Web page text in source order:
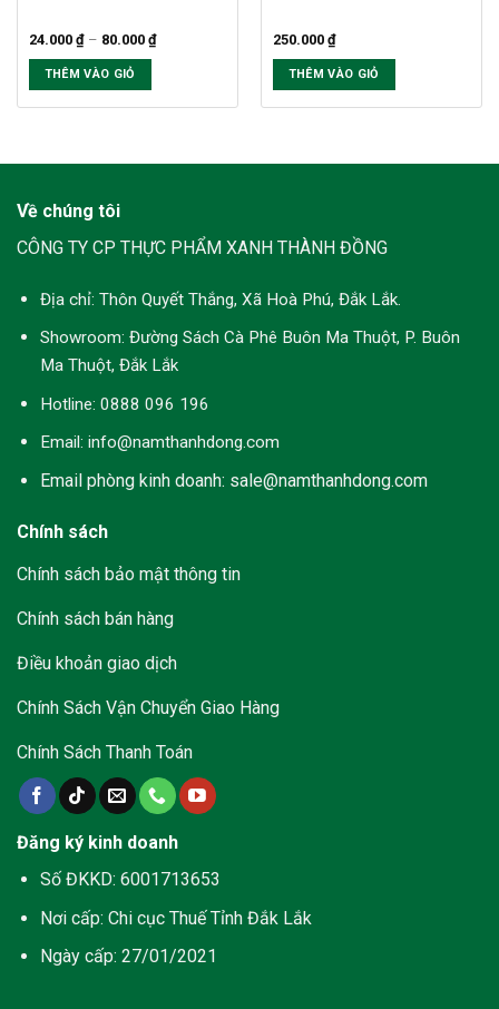
chọn
trang
chọn
trang
24.000 ₫ – 80.000 ₫Khoảng
giá:
80.000 ₫
THÊM VÀO GIỎ
biến
thể.
chọn
có
thể
chọn
trang
sản
250.000 ₫
THÊM VÀO GIỎ
Về chúng tôi
CÔNG TY CP THỰC PHẨM XANH THÀNH ĐỒNG
Địa chỉ: Thôn Quyết Thắng, Xã Hoà Phú, Đắk Lắk.
Showroom: Đường Sách Cà Phê Buôn Ma Thuột, P. Buôn
Ma Thuột, Đắk Lắk
Hotline: 0888 096 196
Email: info@namthanhdong.com
Email phòng kinh doanh: sale@namthanhdong.com
Chính sách
Chính sách bảo mật thông tin
Chính sách bán hàng
Điều khoản giao dịch
Chính Sách Vận Chuyển Giao Hàng
Chính Sách Thanh Toán
Đăng ký kinh doanh
Số ĐKKD: 6001713653
Nơi cấp: Chi cục Thuế Tỉnh Đắk Lắk
Ngày cấp: 27/01/2021